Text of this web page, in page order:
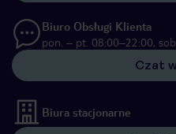
Biuro Obsługi Klienta
pon. – pt. 08:00–22:00,
Czat
Biura stacjonarne